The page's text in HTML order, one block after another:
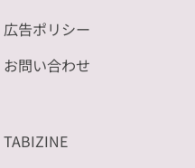
広告ポリシー
お問い合わせ
TABIZINE